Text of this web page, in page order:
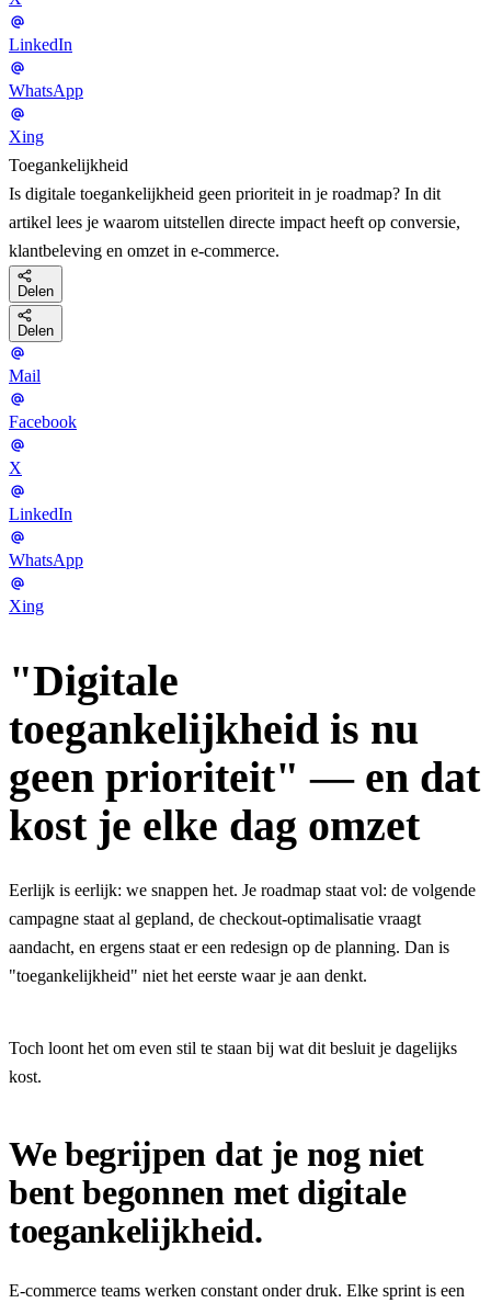
LinkedIn
WhatsApp
Xing
Toegankelijkheid
Is digitale toegankelijkheid geen prioriteit in je roadmap? In dit
artikel lees je waarom uitstellen directe impact heeft op conversie,
klantbeleving en omzet in e-commerce.
Delen
Delen
Mail
Facebook
X
LinkedIn
WhatsApp
Xing
"Digitale
toegankelijkheid is nu
geen prioriteit" — en dat
kost je elke dag omzet
Eerlijk is eerlijk: we snappen het. Je roadmap staat vol: de volgende
campagne staat al gepland, de checkout-optimalisatie vraagt
aandacht, en ergens staat er een redesign op de planning. Dan is
"toegankelijkheid" niet het eerste waar je aan denkt.
Toch loont het om even stil te staan bij wat dit besluit je dagelijks
kost.
We begrijpen dat je nog niet
bent begonnen met digitale
toegankelijkheid.
E-commerce teams werken constant onder druk. Elke sprint is een